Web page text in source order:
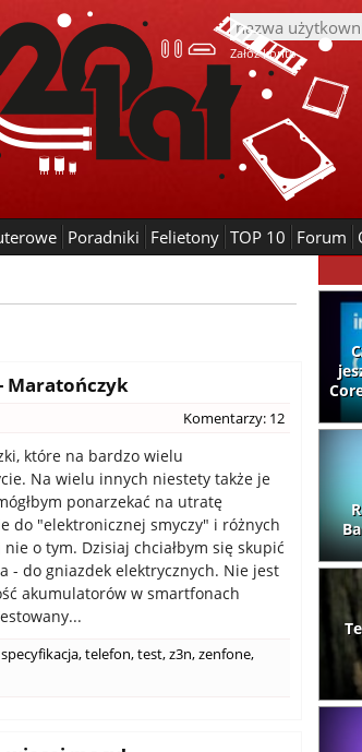
Załóż konto
Poradniki Felietony TOP 10 Forum
Maratończyk
Komentarzy: 12
które na bardzo wielu
Na wielu innych niestety także je
ponarzekać na utratę
do "elektronicznej smyczy" i różnych
o tym. Dzisiaj chciałbym się skupić
- do gniazdek elektrycznych. Nie jest
akumulatorów w smartfonach
specyfikacja,telefon,test,z3n,zenfone,